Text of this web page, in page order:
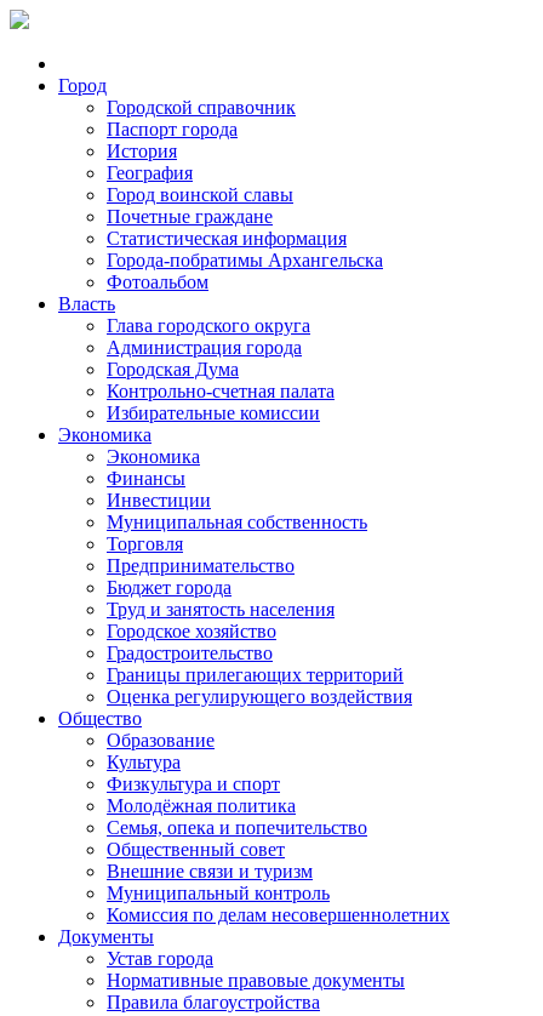
Город
Городской справочник
Паспорт города
История
География
Город воинской славы
Почетные граждане
Статистическая информация
Города-побратимы Архангельска
Фотоальбом
Власть
Глава городского округа
Администрация города
Городская Дума
Контрольно-счетная палата
Избирательные комиссии
Экономика
Экономика
Финансы
Инвестиции
Муниципальная собственность
Торговля
Предпринимательство
Бюджет города
Труд и занятость населения
Городское хозяйство
Градостроительство
Границы прилегающих территорий
Оценка регулирующего воздействия
Общество
Образование
Культура
Физкультура и спорт
Молодёжная политика
Семья, опека и попечительство
Общественный совет
Внешние связи и туризм
Муниципальный контроль
Комиссия по делам несовершеннолетних
Документы
Устав города
Нормативные правовые документы
Правила благоустройства